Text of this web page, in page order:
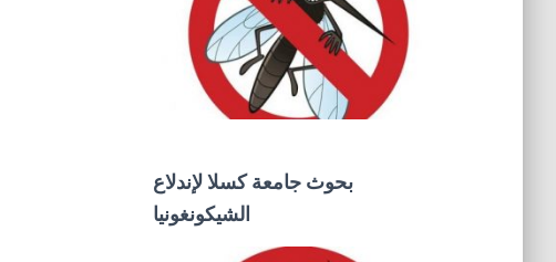
بحوث جامعة كسلا لإندلاع
الشيكونغونيا